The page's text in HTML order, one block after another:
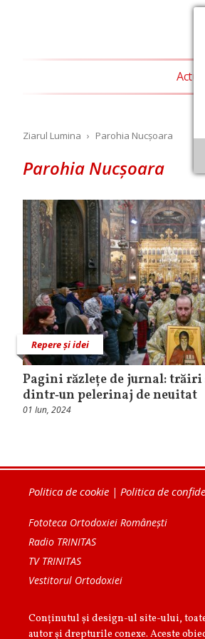
Ziarul Lumina › Parohia Nucșoara
Parohia Nucșoara
Repere și idei
Pagini răzlețe de jurnal:
dintr‑un pelerinaj de neuitat
01 Iun, 2024
Politica de cookie | Politica de
Fototeca Ortodoxiei Românești
Radio TRINITAS
TV TRINITAS
Vestitorul Ortodoxiei
Conținutul și design-ul site-ului,
autor şi drepturile conexe. Aceste